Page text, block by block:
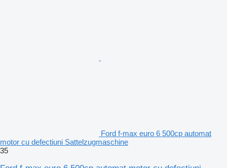
Ford f-max euro 6 500cp automat
motor cu defectiuni Sattelzugmaschine
35